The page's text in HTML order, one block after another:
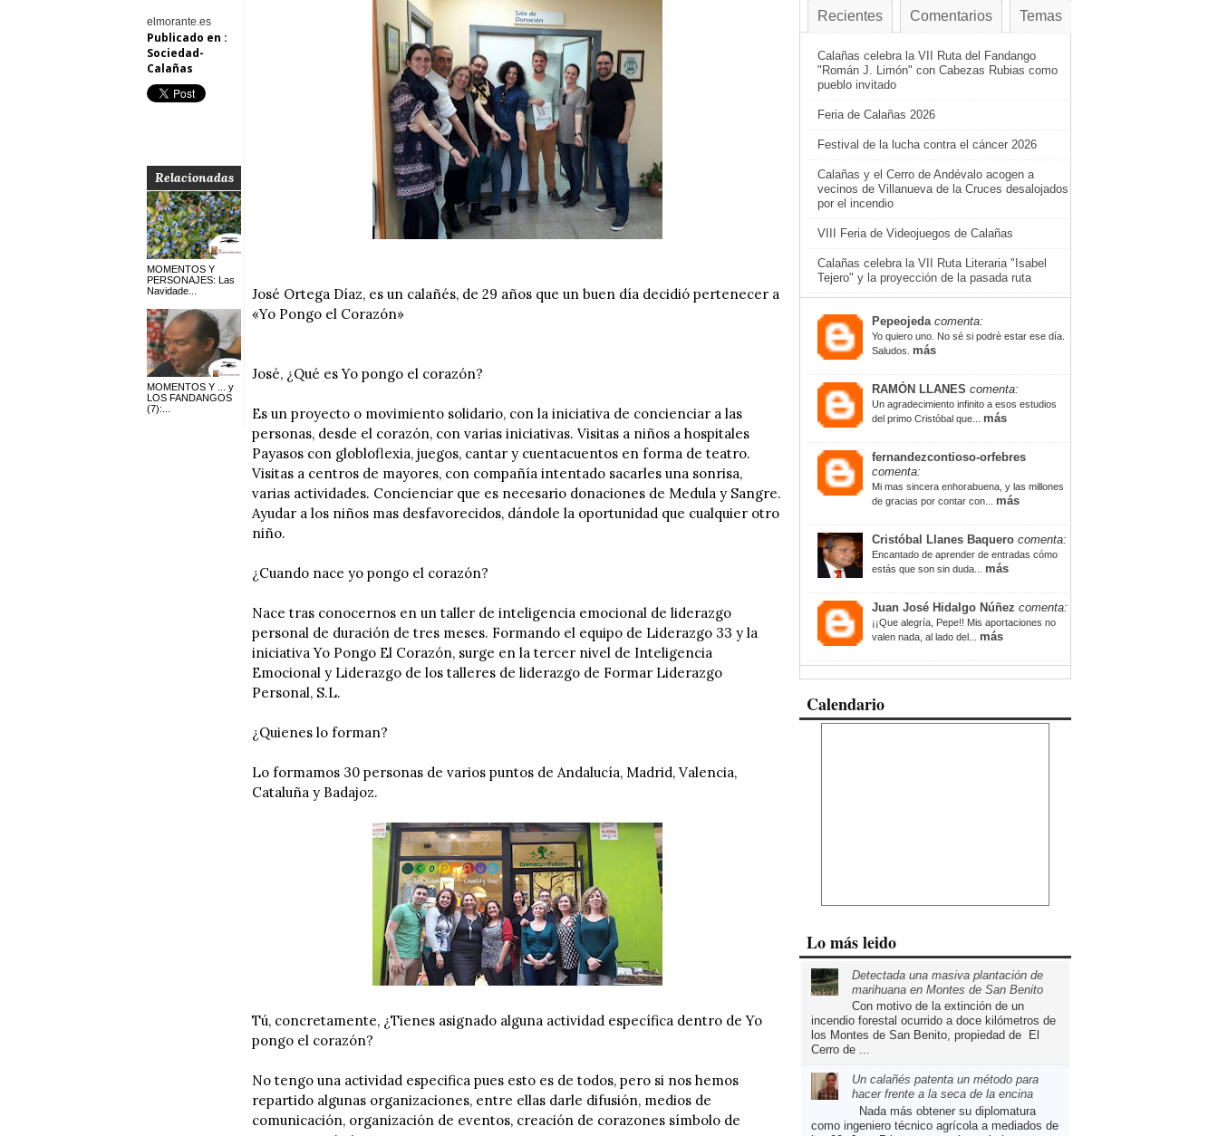
elmorante.es
Publicado en :
Sociedad-
Calañas
Relacionadas
MOMENTOS Y
PERSONAJES: Las
Navidade...
MOMENTOS Y ... y
LOS FANDANGOS
(7):...
José Ortega Díaz, es un calañés, de 29 años que un buen día decidió pertenecer a
«Yo Pongo el Corazón»
José, ¿Qué es Yo pongo el corazón?
Es un proyecto o movimiento solidario, con la iniciativa de concienciar a las
personas, desde el corazón, con varias iniciativas. Visitas a niños a hospitales
Payasos con globloflexia, juegos, cantar y cuentacuentos en forma de teatro.
Visitas a centros de mayores, con compañía intentado sacarles una sonrisa,
varias actividades. Concienciar que es necesario donaciones de Medula y Sangre.
Ayudar a los niños mas desfavorecidos, dándole la oportunidad que cualquier otro
niño.
¿Cuando nace yo pongo el corazón?
Nace tras conocernos en un taller de inteligencia emocional de liderazgo
personal de duración de tres meses. Formando el equipo de Liderazgo 33 y la
iniciativa Yo Pongo El Corazón, surge en la tercer nivel de Inteligencia
Emocional y Liderazgo de los talleres de liderazgo de Formar Liderazgo
Personal, S.L.
¿Quienes lo forman?
Lo formamos 30 personas de varios puntos de Andalucía, Madrid, Valencia,
Cataluña y Badajoz.
Tú, concretamente, ¿Tienes asignado alguna actividad específica dentro de Yo
pongo el corazón?
No tengo una actividad especifica pues esto es de todos, pero si nos hemos
repartido algunas organizaciones, entre ellas darle difusión, medios de
comunicación, organización de eventos, creación de corazones símbolo de
Recientes Comentarios Temas
Calañas celebra la VII Ruta del Fandango
"Román J. Limón" con Cabezas Rubias como
pueblo invitado
Feria de Calañas 2026
Festival de la lucha contra el cáncer 2026
Calañas y el Cerro de Andévalo acogen a
vecinos de Villanueva de la Cruces desalojados
por el incendio
VIII Feria de Videojuegos de Calañas
Calañas celebra la VII Ruta Literaria "Isabel
Tejero" y la proyección de la pasada ruta
Pepeojeda comenta:
Yo quiero uno. No sé si podrè estar ese día.
Saludos. más
RAMÓN LLANES comenta:
Un agradecimiento infinito a esos estudios
del primo Cristóbal que... más
fernandezcontioso-orfebres
comenta:
Mi mas sincera enhorabuena, y las millones
de gracias por contar con... más
Cristóbal Llanes Baquero comenta:
Encantado de aprender de entradas cómo
estás que son sin duda... más
Juan José Hidalgo Núñez comenta:
¡¡Que alegría, Pepe!! Mis aportaciones no
valen nada, al lado del... más
Calendario
Lo más leido
Detectada una masiva plantación de
marihuana en Montes de San Benito
Con motivo de la extinción de un
incendio forestal ocurrido a doce kilómetros de
los Montes de San Benito, propiedad de El
Cerro de ...
Un calañés patenta un método para
hacer frente a la seca de la encina
Nada más obtener su diplomatura
como ingeniero técnico agrícola a mediados de